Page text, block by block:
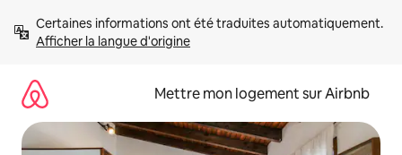
directement
Afficher la langue d'origine
Mettre mon logement sur Airbnb